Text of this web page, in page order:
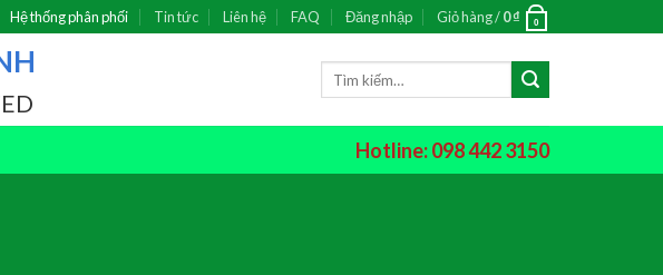
Hệ thống phân phối Tin tức Liên hệ FAQ Đăng nhập Giỏ hàng /0₫ 0
Hotline: 098 442 3150